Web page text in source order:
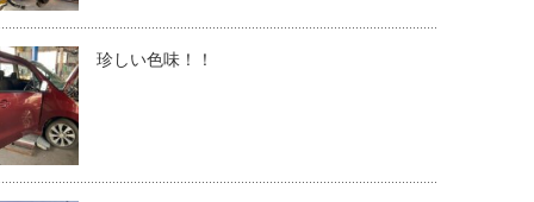
珍しい色味！！